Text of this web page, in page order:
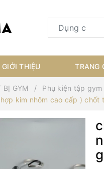
GIỚI THIỆU TRANG
BỊ GYM
Phụ kiện tập gym
kim nhôm cao cấp )